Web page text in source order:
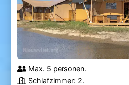
Max. 5 personen.
Schlafzimmer: 2.